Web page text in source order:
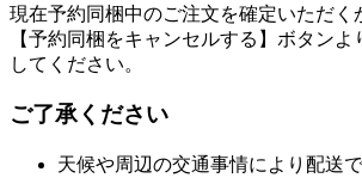
現在予約同梱中のご注文を確定いただく
【予約同梱をキャンセルする】ボタン
してください。
ご了承ください
天候や周辺の交通事情により配送